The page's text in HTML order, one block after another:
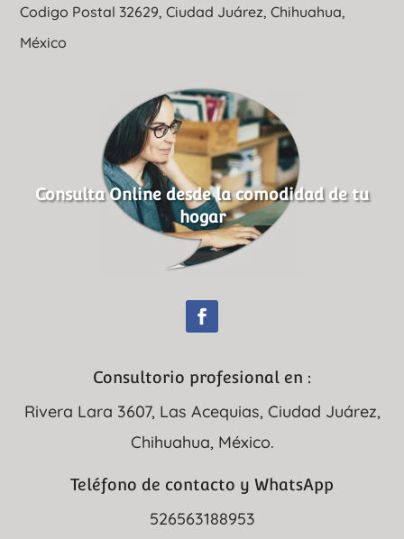
Codigo Postal 32629, Ciudad Juárez, Chihuahua,
México
Consulta Online desde la comodidad de tu
hogar
Consultorio profesional en :
Rivera Lara 3607, Las Acequias, Ciudad Juárez,
Chihuahua, México.
Teléfono de contacto y WhatsApp
526563188953